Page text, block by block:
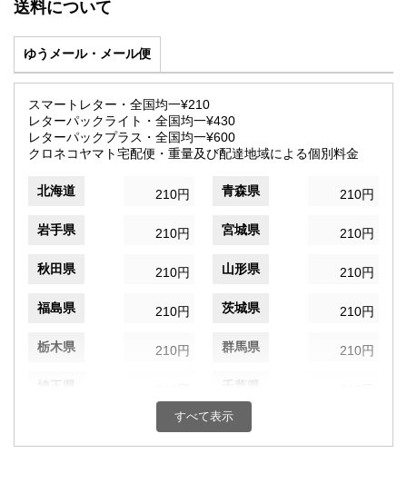
送料について
ゆうメール・メール便
スマートレター・全国均一¥210
レターパックライト・全国均一¥430
レターパックプラス・全国均一¥600
クロネコヤマト宅配便・重量及び配達地域による個別料金
北海道 210円 青森県 210円
岩手県 210円 宮城県 210円
秋田県 210円 山形県 210円
福島県 210円 茨城県 210円
栃木県 210円 群馬県 210円
埼玉県 千葉県
210円 神奈川県
すべて表示